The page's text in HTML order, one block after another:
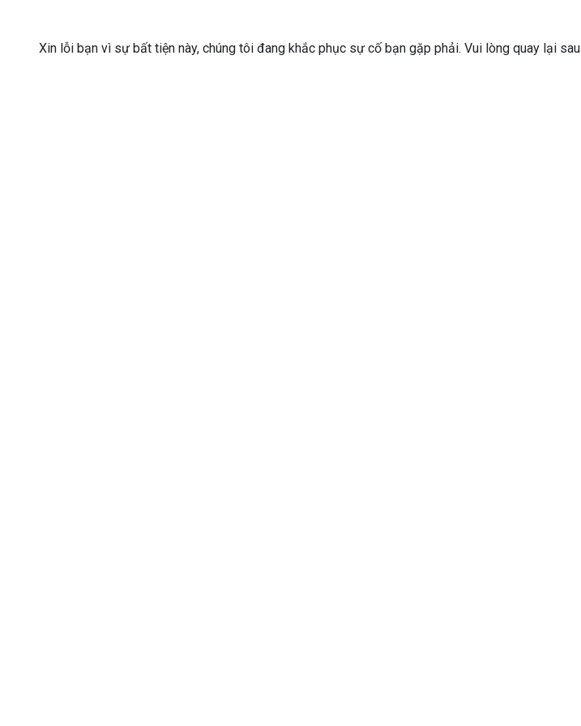
Xin lỗi bạn vì sự bất tiện này, chúng tôi đang khắc phục sự cố bạn gặp phải. Vui lòng quay lại sau